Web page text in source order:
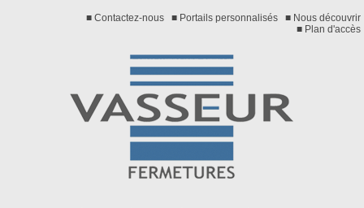
■ Nous découvrir
■ Portails personnalisés
■ Contactez-nous
■ Plan d'accès